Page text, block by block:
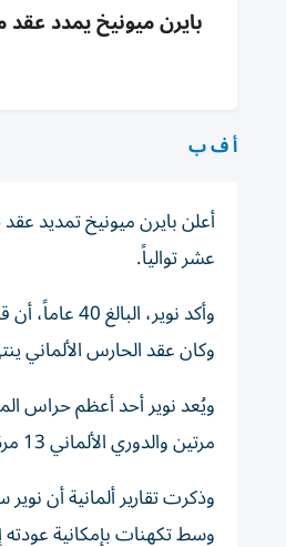
أ ف ب
عشر توالياً.
وأكد نوير،
وكان عقد الحارس الألماني
مرتين والدوري الألماني 13 مرة، وهو رقم قياسي.
وذكرت تقارير ألمانية أن
وسط تكهنات بإمكانية عودته إلى المنتخب